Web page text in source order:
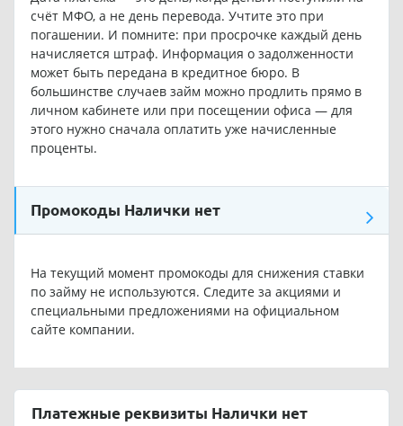
счёт МФО, а не день перевода. Учтите это при
погашении. И помните: при просрочке каждый день
начисляется штраф. Информация о задолженности
может быть передана в кредитное бюро. В
большинстве случаев займ можно продлить прямо в
личном кабинете или при посещении офиса — для
этого нужно сначала оплатить уже начисленные
проценты.
Промокоды Налички нет
На текущий момент промокоды для снижения ставки
по займу не используются. Следите за акциями и
специальными предложениями на официальном
сайте компании.
Платежные реквизиты Налички нет